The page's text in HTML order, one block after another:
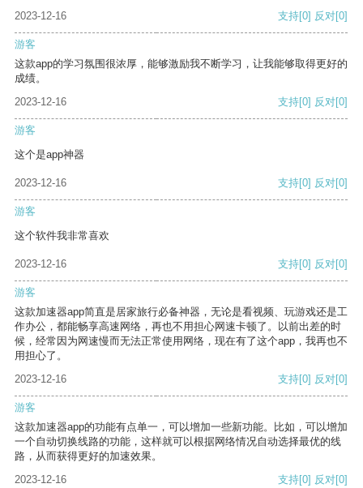
2023-12-16
支持[0] 反对[0]
游客
这款app的学习氛围很浓厚，能够激励我不断学习，让我能够取得更好的
成绩。
2023-12-16
支持[0] 反对[0]
游客
这个是app神器
2023-12-16 支持[0] 反对[0]
游客
这个软件我非常喜欢
2023-12-16 支持[0] 反对[0]
游客
这款加速器app简直是居家旅行必备神器，无论是看视频、玩游戏还是工
作办公，都能畅享高速网络，再也不用担心网速卡顿了。以前出差的时
候，经常因为网速慢而无法正常使用网络，现在有了这个app，我再也不
用担心了。
2023-12-16
支持[0] 反对[0]
游客
这款加速器app的功能有点单一，可以增加一些新功能。比如，可以增加
一个自动切换线路的功能，这样就可以根据网络情况自动选择最优的线
路，从而获得更好的加速效果。
2023-12-16
支持[0] 反对[0]